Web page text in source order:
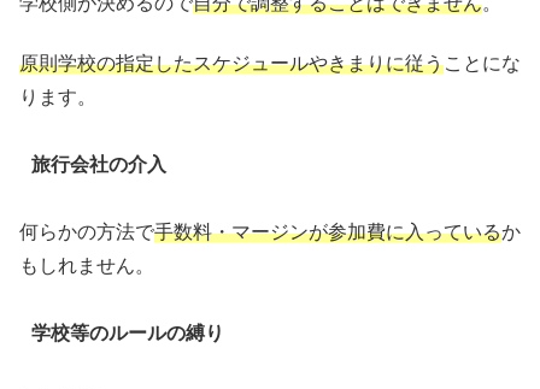
原則学校の指定したスケジュールやきまりに従うことにな
ります。
旅行会社の介入
何らかの方法で手数料・マージンが参加費に入っているか
もしれません。
学校等のルールの縛り